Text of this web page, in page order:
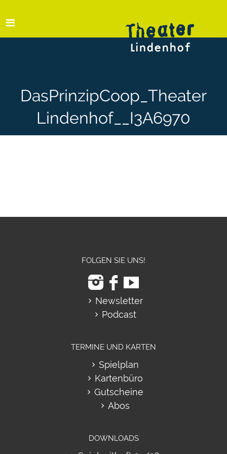
DasPrinzipCoop_Theater
Lindenhof__I3A6970
FOLGEN SIE UNS!
Newsletter
Podcast
TERMINE UND KARTEN
Spielplan
Kartenbüro
Gutscheine
Abos
DOWNLOADS